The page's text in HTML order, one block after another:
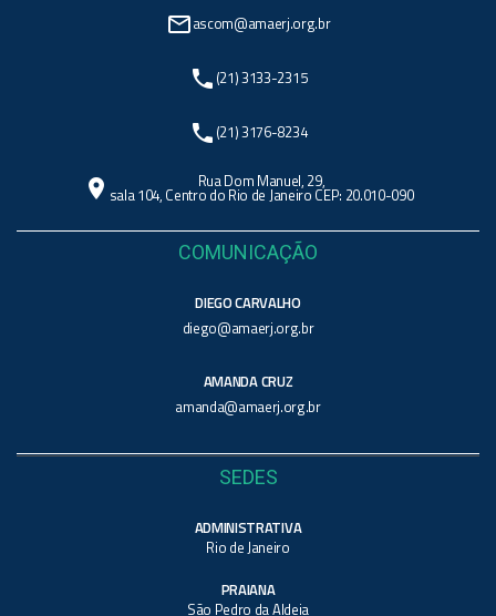
mail_outlineascom@amaerj.org.br
phone (21) 3133-2315
phone (21) 3176-8234
location_on Rua Dom Manuel, 29,
sala 104, Centro do Rio de Janeiro CEP: 20.010-090
COMUNICAÇÃO
DIEGO CARVALHO
diego@amaerj.org.br
AMANDA CRUZ
amanda@amaerj.org.br
SEDES
ADMINISTRATIVA
Rio de Janeiro
PRAIANA
São Pedro da Aldeia